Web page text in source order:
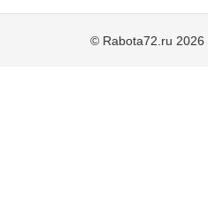
© Rabota72.ru 2026